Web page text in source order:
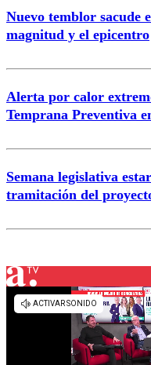
Nuevo temblor sacude
magnitud y el epicentro
Alerta por calor
Temprana Preventiva
Semana legislativa
tramitación del